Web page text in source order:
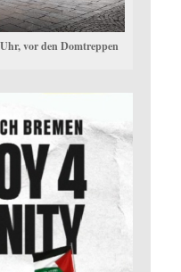
vor den Domtreppen